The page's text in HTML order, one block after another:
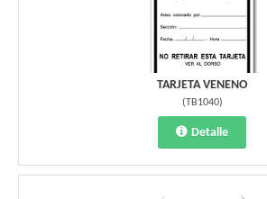
TARJETA VENENO
(TB1040)
Detalle